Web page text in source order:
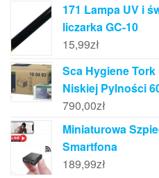
171 Lampa UV i
liczarka GC-10
15,99zł
Sca Hygiene
Niskiej Pylności
790,00zł
Miniaturowa
Smartfona
189,99zł